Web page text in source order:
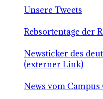
Unsere Tweets
Rebsortentage der
Newsticker des
(externer Link)
News vom